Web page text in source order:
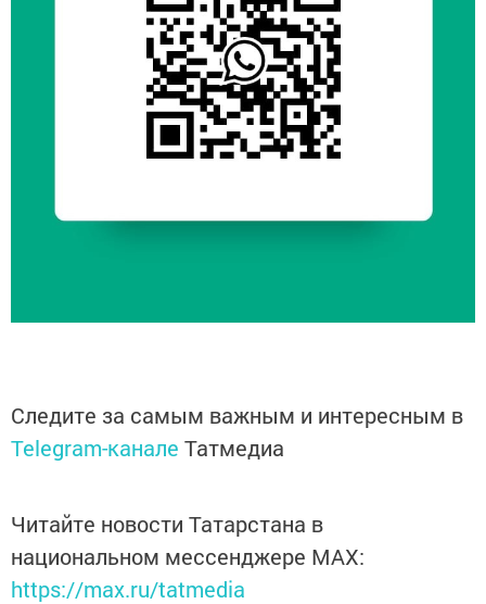
Следите за самым важным и интересным в
Telegram-канале Татмедиа
Читайте новости Татарстана в
национальном мессенджере MАХ:
https://max.ru/tatmedia